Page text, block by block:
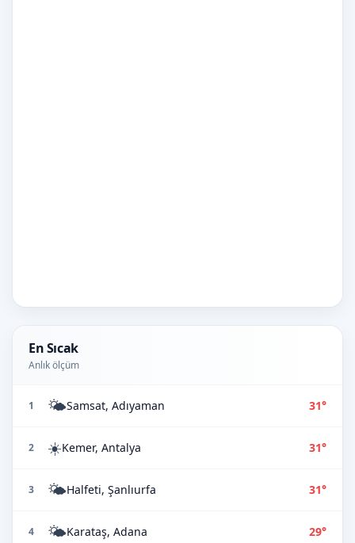
En Sıcak
Anlık ölçüm
1 🌤️Samsat, Adıyaman 31°
2 ☀️Kemer, Antalya 31°
3 🌤️Halfeti, Şanlıurfa 31°
4 🌤️Karataş, Adana 29°